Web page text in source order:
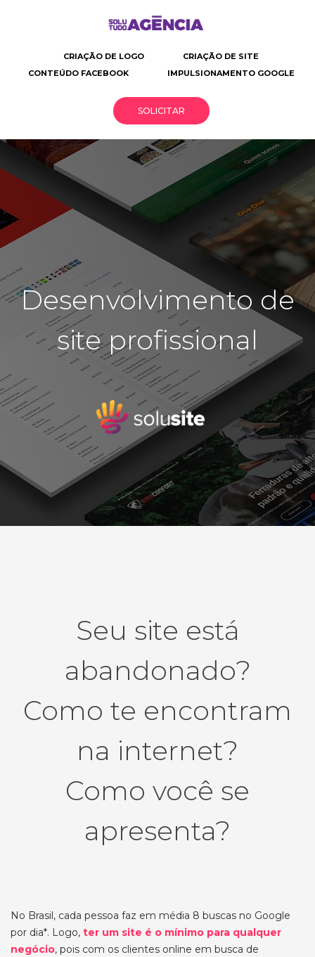
CRIAÇÃO DE LOGO
CRIAÇÃO DE SITE
CONTEÚDO FACEBOOK
IMPULSIONAMENTO GOOGLE
SOLICITAR
Solutudo
Agência
|
O
seu
negócio
em
detalhes
Criação
de
site
Desenvolvimento
de
site
profissional
Solusite
Desenvolvimento de
site profissional
Seu site está
abandonado?
Como te encontram
na internet?
Como você se
apresenta?
No Brasil, cada pessoa faz em média 8 buscas no Google
por dia*. Logo, ter um site é o mínimo para qualquer
negócio, pois com os clientes online em busca de